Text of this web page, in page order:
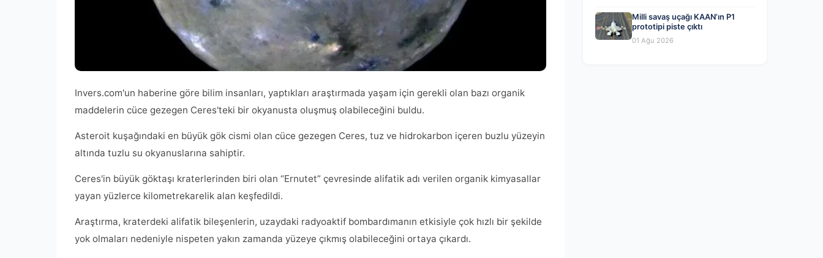
Invers.com'un haberine göre bilim insanları, yaptıkları araştırmada yaşam için gerekli olan bazı organik
maddelerin cüce gezegen Ceres'teki bir okyanusta oluşmuş olabileceğini buldu.
Asteroit kuşağındaki en büyük gök cismi olan cüce gezegen Ceres, tuz ve hidrokarbon içeren buzlu yüzeyin
altında tuzlu su okyanuslarına sahiptir.
Ceres'in büyük göktaşı kraterlerinden biri olan “Ernutet” çevresinde alifatik adı verilen organik kimyasallar
yayan yüzlerce kilometrekarelik alan keşfedildi.
Araştırma, kraterdeki alifatik bileşenlerin, uzaydaki radyoaktif bombardımanın etkisiyle çok hızlı bir şekilde
yok olmaları nedeniyle nispeten yakın zamanda yüzeye çıkmış olabileceğini ortaya çıkardı.
Milli savaş uçağı KAAN’ın P1
prototipi piste çıktı
01 Ağu 2026